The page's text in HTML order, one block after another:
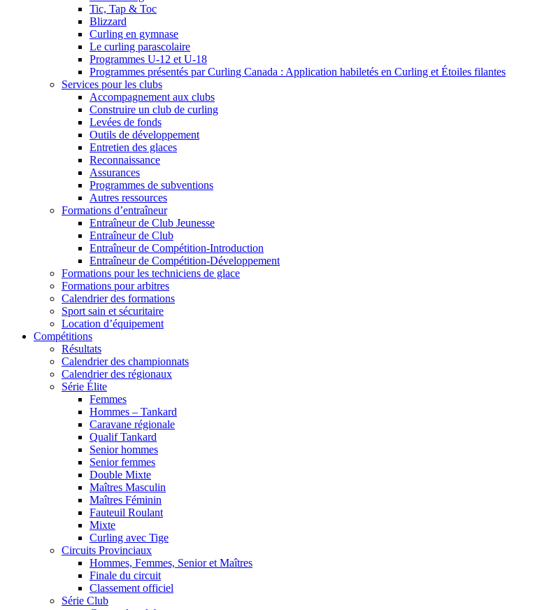
Tic, Tap & Toc
Blizzard
Curling en gymnase
Le curling parascolaire
Programmes U-12 et U-18
Programmes présentés par Curling Canada : Application habiletés en Curling et Étoiles filantes
Services pour les clubs
Accompagnement aux clubs
Construire un club de curling
Levées de fonds
Outils de développement
Entretien des glaces
Reconnaissance
Assurances
Programmes de subventions
Autres ressources
Formations d’entraîneur
Entraîneur de Club Jeunesse
Entraîneur de Club
Entraîneur de Compétition-Introduction
Entraîneur de Compétition-Développement
Formations pour les techniciens de glace
Formations pour arbitres
Calendrier des formations
Sport sain et sécuritaire
Location d’équipement
Compétitions
Résultats
Calendrier des championnats
Calendrier des régionaux
Série Élite
Femmes
Hommes – Tankard
Caravane régionale
Qualif Tankard
Senior hommes
Senior femmes
Double Mixte
Maîtres Masculin
Maîtres Féminin
Fauteuil Roulant
Mixte
Curling avec Tige
Circuits Provinciaux
Hommes, Femmes, Senior et Maîtres
Finale du circuit
Classement officiel
Série Club